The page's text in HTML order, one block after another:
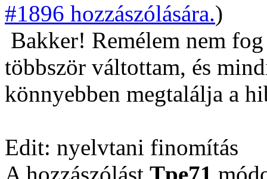
#1896 hozzászólására.)
Bakker! Remélem nem
többször váltottam, és
könnyebben megtalálja a
Edit: nyelvtani finomítás